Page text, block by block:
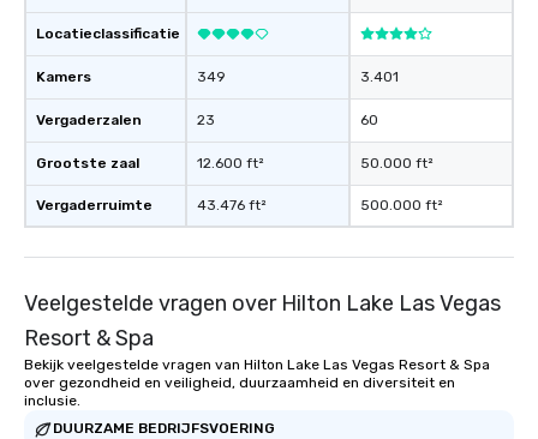
Locatieclassificatie
Kamers
Vergaderzalen
Grootste zaal
Vergaderruimte
349
23
12.600 ft²
43.476 ft²
3.401
60
50.000 ft²
500.000 ft²
Veelgestelde vragen over Hilton Lake Las Vegas
Resort & Spa
Bekijk veelgestelde vragen van Hilton Lake Las Vegas Resort & Spa
over gezondheid en veiligheid, duurzaamheid en diversiteit en
inclusie.
DUURZAME BEDRIJFSVOERING